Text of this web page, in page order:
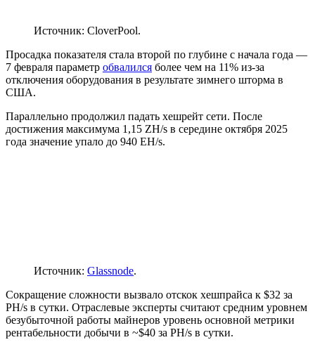
Источник: CloverPool.
Просадка показателя стала второй по глубине с начала года —
7 февраля параметр обвалился более чем на 11% из-за
отключения оборудования в результате зимнего шторма в
США.
Параллельно продолжил падать хешрейт сети. После
достижения максимума 1,15 ZH/s в середине октября 2025
года значение упало до 940 EH/s.
Источник: Glassnode.
Сокращение сложности вызвало отскок хешпрайса к $32 за
PH/s в сутки. Отраслевые эксперты считают средним уровнем
безубыточной работы майнеров уровень основной метрики
рентабельности добычи в ~$40 за PH/s в сутки.